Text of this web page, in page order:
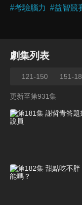
#考驗腦力 #益智競
劇集列表
121-150 151-
更新至第931集